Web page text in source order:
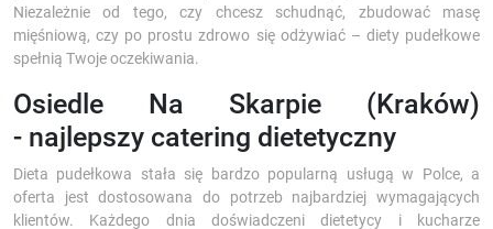
Niezależnie od tego, czy chcesz schudnąć, zbudować masę
mięśniową, czy po prostu zdrowo się odżywiać – diety pudełkowe
spełnią Twoje oczekiwania.
Osiedle Na Skarpie (Kraków)
- najlepszy catering dietetyczny
Dieta pudełkowa stała się bardzo popularną usługą w Polce, a
oferta jest dostosowana do potrzeb najbardziej wymagających
klientów. Każdego dnia doświadczeni dietetycy i kucharze